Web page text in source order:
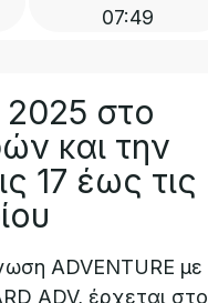
07:49
2025 στο
και την
17 έως τις
ADVENTURE με
ADV, έρχεται στο